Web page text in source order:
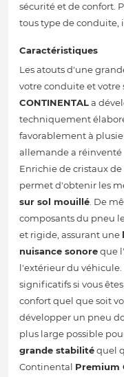
sécurité et de confort.
tous type de conduite,
Caractéristiques
Les atouts d'une
votre conduite et votre
CONTINENTALa
techniquement
favorablement à
allemande a
Enrichie de cristaux
permet d'obtenir les
sur sol mouillé. De
composants du pneu
et rigide, assurant une
nuisance sonoreque
l'extérieur du véhicule.
significatifs si vous
confort quel que soit
développer un pneu
plus large possible
grande stabilitéquel
Continental Premium